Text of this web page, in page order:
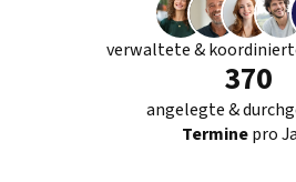
verwaltete &
370
angelegte &
Terminepro